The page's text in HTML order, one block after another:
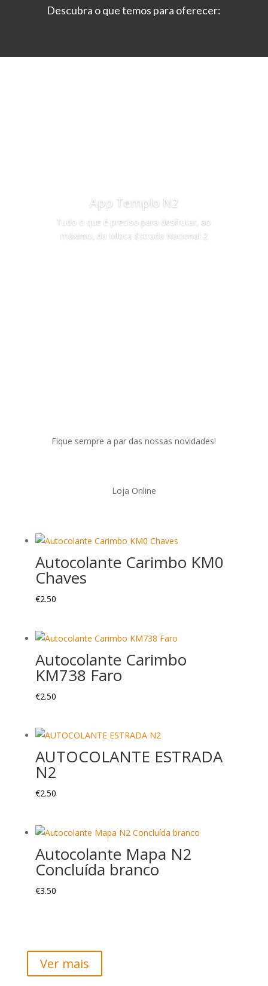
Descubra o que temos para oferecer:
App Templo N2
Tudo o que é preciso para desfrutar, ao
máximo, da Mítica Estrada Nacional 2
Fique sempre a par das nossas novidades!
Loja Online
Autocolante Carimbo KM0
Chaves
€2.50
Autocolante Carimbo
KM738 Faro
€2.50
AUTOCOLANTE ESTRADA
N2
€2.50
Autocolante Mapa N2
Concluída branco
€3.50
Ver mais